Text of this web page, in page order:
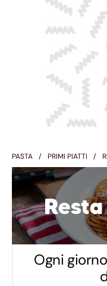
PASTA PRIMI PIATTI
Ogni